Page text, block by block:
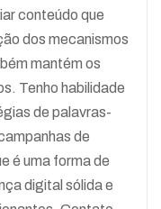
conteúdo que
dos mecanismos
mantém os
Tenho habilidade
de palavras-
de
é uma forma de
digital sólida e